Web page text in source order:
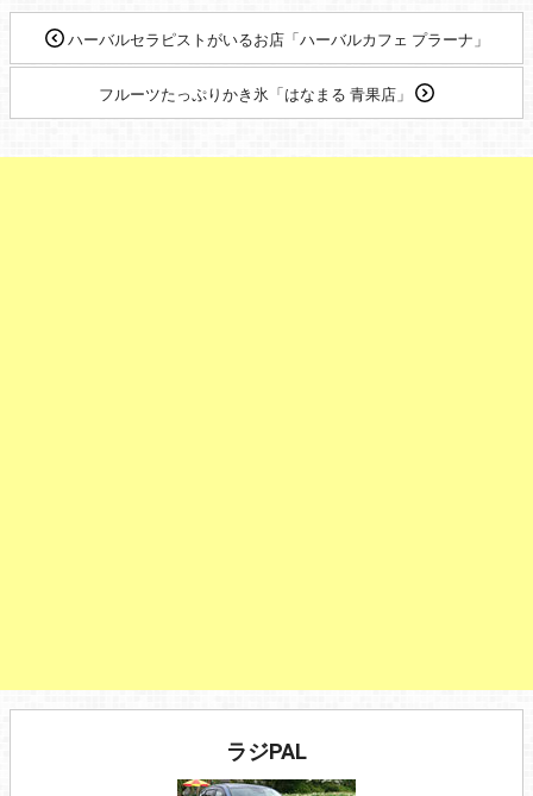
ハーバルセラピストがいるお店「ハーバルカフェ プラーナ」
フルーツたっぷりかき氷「はなまる 青果店」
ラジPAL